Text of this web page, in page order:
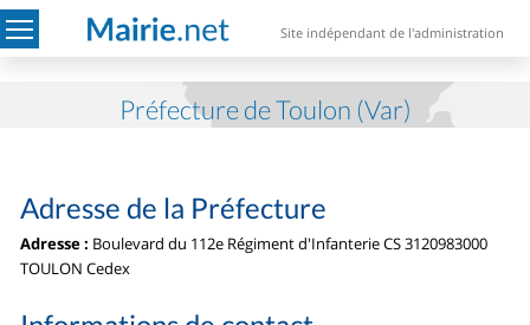
Site indépendant de l'administration
Préfecture de Toulon (Var)
Adresse de la Préfecture
Adresse : Boulevard du 112e Régiment d'Infanterie CS 3120983000
TOULON Cedex